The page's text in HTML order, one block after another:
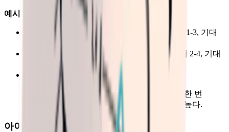
예시
전리품 상자 A: 랜덤 드롭 확률 0.1, 수량 범위 1-3, 기대
수량 = 0.1 × (1+3)/2 = 0.2
전리품 상자 B: 랜덤 드롭 확률 0.05, 수량 범위 2-4, 기대
수량 = 0.05 × (2+4)/2 = 0.15
종합 기대 수량 = (0.2 + 0.15) / 2 = 0.175
: 게임 내 전리품 상자 수가 충분한 경우, 한 번
의 수색으로도 이 아이템을 획득할 가능성이 높다.
아이템 품질 영향